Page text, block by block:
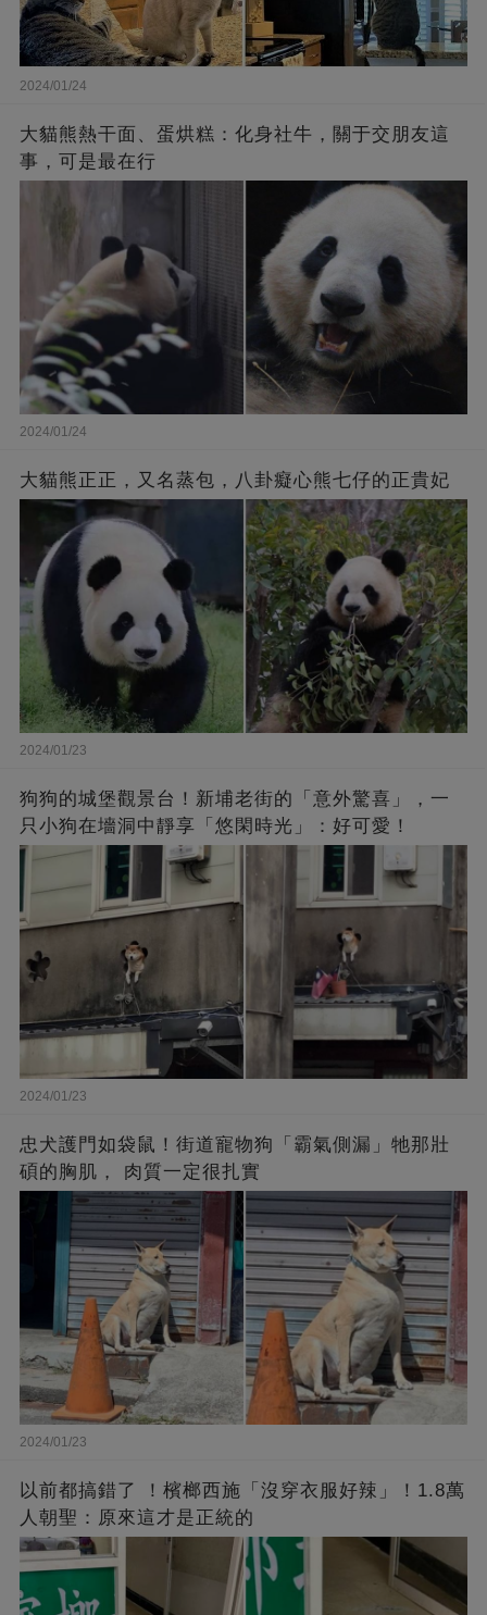
2024/01/24
大貓熊熱干面、蛋烘糕：化身社牛，關于交朋友這
事，可是最在行
2024/01/24
大貓熊正正，又名蒸包，八卦癡心熊七仔的正貴妃
2024/01/23
狗狗的城堡觀景台！新埔老街的「意外驚喜」，一
只小狗在墻洞中靜享「悠閑時光」：好可愛！
2024/01/23
忠犬護門如袋鼠！街道寵物狗「霸氣側漏」牠那壯
碩的胸肌， 肉質一定很扎實
2024/01/23
以前都搞錯了 ！檳榔西施「沒穿衣服好辣」！1.8萬
人朝聖：原來這才是正統的